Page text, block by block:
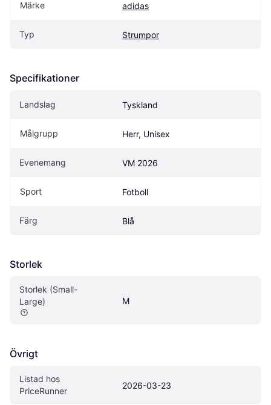
Märke adidas
Typ Strumpor
Specifikationer
Landslag Tyskland
Målgrupp Herr, Unisex
Evenemang VM 2026
Sport Fotboll
Färg Blå
Storlek
Storlek (Small-
Large)
M
Övrigt
Listad hos
PriceRunner
2026-03-23